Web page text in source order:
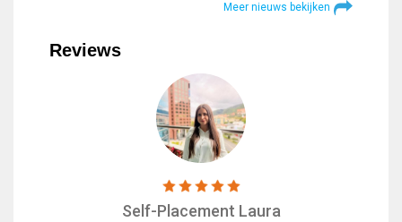
Meer nieuws bekijken
Reviews
Self-Placement Laura